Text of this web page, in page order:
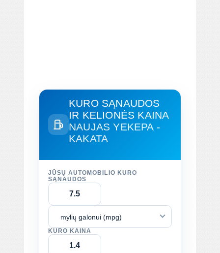
KURO SĄNAUDOS
IR KELIONĖS KAINA
NAUJAS YEKEPA -
KAKATA
JŪSŲ AUTOMOBILIO KURO
SĄNAUDOS
mylių galonui (mpg)
KURO KAINA